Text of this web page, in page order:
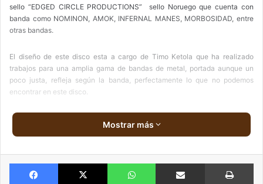
sello “EDGED CIRCLE PRODUCTIONS” sello Noruego que cuenta con
banda como NOMINON, AMOK, INFERNAL MANES, MORBOSIDAD, entre
otras bandas.
El diseño de este disco esta a cargo de Timo Ketola que ha realizado
trabajos para una amplia gama de bandas de metal, portada aunque un
poco justa, refleja según la banda, perfectamente lo que no podemos
encontrar en este disco.
La temática de las canciones esta dirigida a la mitología Azteca y la
historia en general, el delirio y la muerte son otros temas que se tocan en
finales de los 80 y buena mitad de los 90, pero muy aceptable teniéndo en
Mostrar más
Facebook X WhatsApp Compartir via email